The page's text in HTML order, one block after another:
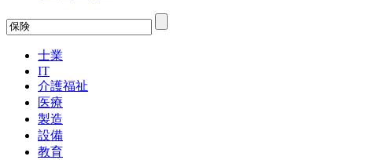
士業
IT
介護福祉
医療
製造
設備
教育